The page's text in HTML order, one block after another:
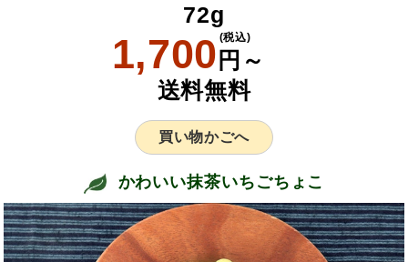
72g
1,700 円～
(税込)
送料無料
買い物かごへ
かわいい抹茶いちごちょこ